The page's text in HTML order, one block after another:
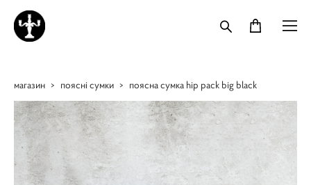
магазин > поясні сумки > поясна сумка hip pack big black